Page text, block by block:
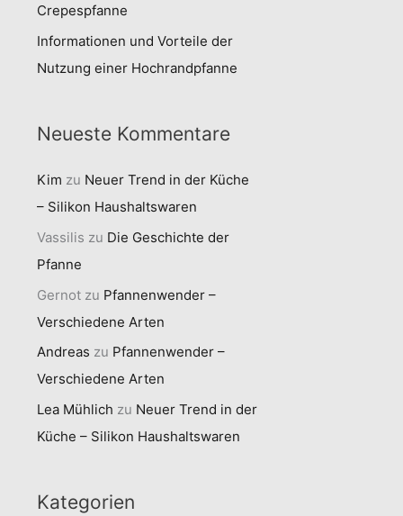
Crepespfanne
Informationen und Vorteile der
Nutzung einer Hochrandpfanne
Neueste Kommentare
Kim zu Neuer Trend in der Küche
– Silikon Haushaltswaren
Vassilis zu Die Geschichte der
Pfanne
Gernotzu Pfannenwender –
Verschiedene Arten
Andreas zu Pfannenwender –
Verschiedene Arten
Lea Mühlich zu Neuer Trend in der
Küche – Silikon Haushaltswaren
Kategorien